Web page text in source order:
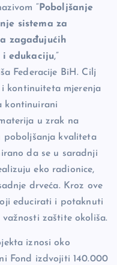
“ Poboljšanje
sistema za
zagađujućih
edukaciju,”
Federacije BiH. Cilj
kontinuiteta mjerenja
kontinuirani
u zrak na
poboljšanja kvaliteta
da se u saradnji
eko radionice,
drveća. Kroz ove
educirati i potaknuti
zaštite okoliša.
iznosi oko
Fond izdvojiti 140.000